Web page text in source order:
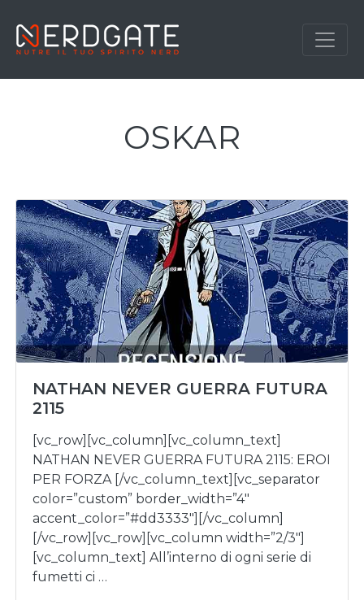
OSKAR
NATHAN NEVER GUERRA FUTURA
2115
[vc_row][vc_column][vc_column_text]
NATHAN NEVER GUERRA FUTURA 2115: EROI
PER FORZA [/vc_column_text][vc_separator
color=”custom” border_width=”4″
accent_color=”#dd3333″][/vc_column]
[/vc_row][vc_row][vc_column width=”2/3″]
[vc_column_text] All’interno di ogni serie di
fumetti ci …